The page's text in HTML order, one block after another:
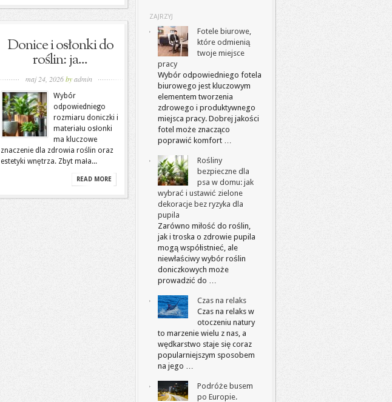
Donice i osłonki do
roślin: ja...
maj 24, 2026byadmin
Wybór
odpowiedniego
rozmiaru doniczki i
materiału osłonki
ma kluczowe
znaczenie dla zdrowia roślin oraz
estetyki wnętrza. Zbyt mała...
READ MORE
ZAJRZYJ
Fotele biurowe,
które odmienią
twoje miejsce
pracy
Wybór odpowiedniego fotela
biurowego jest kluczowym
elementem tworzenia
zdrowego i produktywnego
miejsca pracy. Dobrej jakości
fotel może znacząco
poprawić komfort …
Rośliny
bezpieczne dla
psa w domu: jak
wybrać i ustawić zielone
dekoracje bez ryzyka dla
pupila
Zarówno miłość do roślin,
jak i troska o zdrowie pupila
mogą współistnieć, ale
niewłaściwy wybór roślin
doniczkowych może
prowadzić do …
Czas na relaks
Czas na relaks w
otoczeniu natury
to marzenie wielu z nas, a
wędkarstwo staje się coraz
popularniejszym sposobem
na jego …
Podróże busem
po Europie.